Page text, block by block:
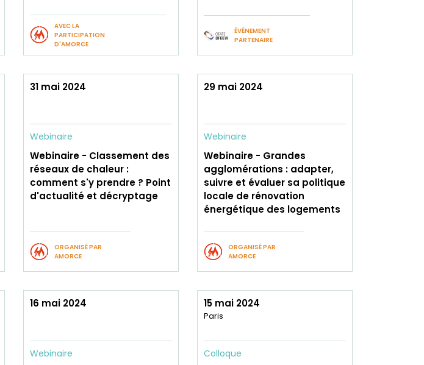
AVEC LA
PARTICIPATION
D'AMORCE
ÉVÉNEMENT
PARTENAIRE
31 mai 2024
Webinaire
Webinaire - Classement des
réseaux de chaleur :
comment s'y prendre ? Point
d'actualité et décryptage
ORGANISÉ PAR
AMORCE
29 mai 2024
Webinaire
Webinaire - Grandes
agglomérations : adapter,
suivre et évaluer sa politique
locale de rénovation
énergétique des logements
ORGANISÉ PAR
AMORCE
16 mai 2024
Webinaire
15 mai 2024
Paris
Colloque